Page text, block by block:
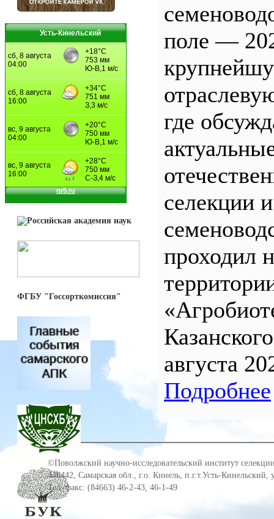
Усть-Кинельский
ФГБУ "Госсорткомиссия"
поле —
где
селекции и
проходил
августа
Подробнее
©Поволжский научно-исследовательский институт
446442, Самарская обл., г.о. Кинель, п.г.т.Усть-Кинельский,
Тел./факс: (84663) 46-2-43, 46-1-49